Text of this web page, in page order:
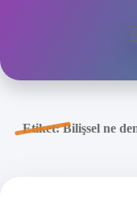
Anasayfa
Etiket:Bilişsel ne